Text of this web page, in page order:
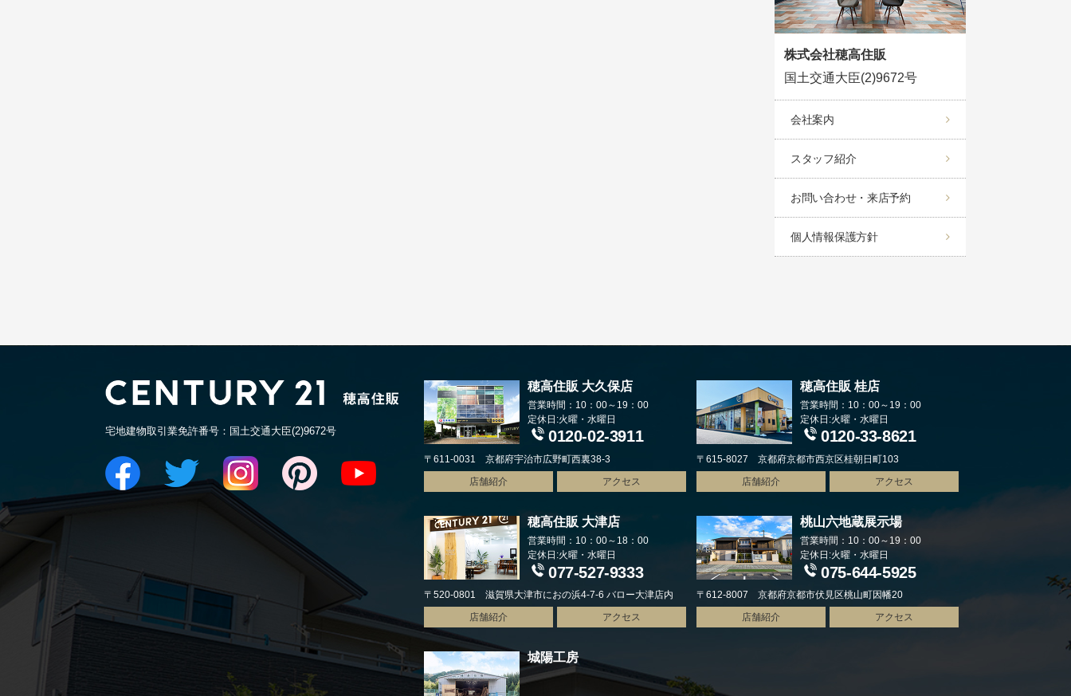
株式会社穂高住販
国土交通大臣(2)9672号
会社案内
スタッフ紹介
お問い合わせ・来店予約
個人情報保護方針
宅地建物取引業免許番号：国土交通大臣(2)9672号
穂高住販 大久保店
営業時間：10：00～19：00
定休日:火曜・水曜日
0120-02-3911
〒611-0031 京都府宇治市広野町西裏38-3
店舗紹介 アクセス
穂高住販 桂店
営業時間：10：00～19：00
定休日:火曜・水曜日
0120-33-8621
〒615-8027 京都府京都市西京区桂朝日町103
店舗紹介 アクセス
穂高住販 大津店
営業時間：10：00～18：00
定休日:火曜・水曜日
077-527-9333
〒520-0801 滋賀県大津市におの浜4-7-6 バロー大津店内
店舗紹介 アクセス
桃山六地蔵展示場
営業時間：10：00～19：00
定休日:火曜・水曜日
075-644-5925
〒612-8007 京都府京都市伏見区桃山町因幡20
店舗紹介 アクセス
城陽工房